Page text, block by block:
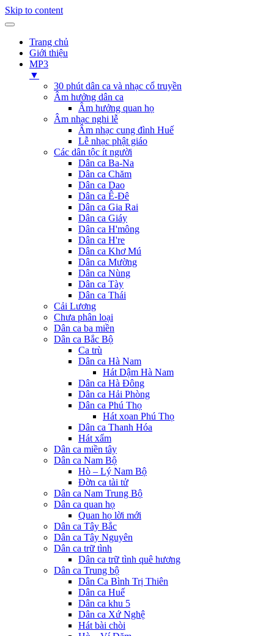
Skip to content
Trang chủ
Giới thiệu
MP3
▼
30 phút dân ca và nhạc cổ truyền
Âm hưởng dân ca
Âm hưởng quan họ
Âm nhạc nghi lễ
Âm nhạc cung đình Huế
Lễ nhạc phật giáo
Các dân tộc ít người
Dân ca Ba-Na
Dân ca Chăm
Dân ca Dao
Dân ca Ê-Đê
Dân ca Gia Rai
Dân ca Giáy
Dân ca H'mông
Dân ca H're
Dân ca Khơ Mú
Dân ca Mường
Dân ca Nùng
Dân ca Tày
Dân ca Thái
Cải Lương
Chưa phân loại
Dân ca ba miền
Dân ca Bắc Bộ
Ca trù
Dân ca Hà Nam
Hát Dậm Hà Nam
Dân ca Hà Đông
Dân ca Hải Phòng
Dân ca Phú Thọ
Hát xoan Phú Thọ
Dân ca Thanh Hóa
Hát xẩm
Dân ca miền tây
Dân ca Nam Bộ
Hò – Lý Nam Bộ
Đờn ca tài tử
Dân ca Nam Trung Bộ
Dân ca quan họ
Quan họ lời mới
Dân ca Tây Bắc
Dân ca Tây Nguyên
Dân ca trữ tình
Dân ca trữ tình quê hương
Dân ca Trung bộ
Dân Ca Bình Trị Thiên
Dân ca Huế
Dân ca khu 5
Dân ca Xứ Nghệ
Hát bài chòi